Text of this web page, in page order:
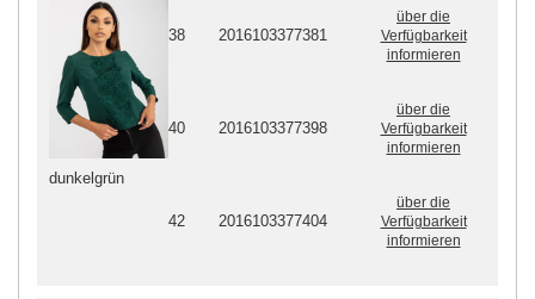
dunkelgrün
38 2016103377381
über die
Verfügbarkeit
informieren
40 2016103377398
über die
Verfügbarkeit
informieren
42 2016103377404
über die
Verfügbarkeit
informieren